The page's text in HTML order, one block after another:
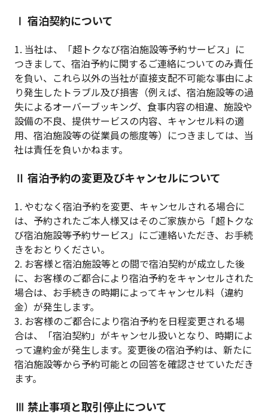
Ⅰ 宿泊契約について
1. 当社は、「超トクなび宿泊施設等予約サービス」に
つきまして、宿泊予約に関するご連絡についてのみ責任
を負い、これら以外の当社が直接支配不可能な事由によ
り発生したトラブル及び損害（例えば、宿泊施設等の過
失によるオーバーブッキング、食事内容の相違、施設や
設備の不良、提供サービスの内容、キャンセル料の適
用、宿泊施設等の従業員の態度等）につきましては、当
社は責任を負いかねます。
Ⅱ 宿泊予約の変更及びキャンセルについて
1. やむなく宿泊予約を変更、キャンセルされる場合に
は、予約されたご本人様又はそのご家族から「超トクな
び宿泊施設等予約サービス」にご連絡いただき、お手続
きをおとりください。
2. お客様と宿泊施設等との間で宿泊契約が成立した後
に、お客様のご都合により宿泊予約をキャンセルされた
場合は、お手続きの時期によってキャンセル料（違約
金）が発生します。
3. お客様のご都合により宿泊予約を日程変更される場
合は、「宿泊契約」がキャンセル扱いとなり、時期によ
って違約金が発生します。変更後の宿泊予約は、新たに
宿泊施設等から予約可能との回答を確認させていただき
ます。
Ⅲ 禁止事項と取引停止について